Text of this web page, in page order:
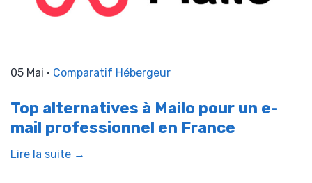
05 Mai • Comparatif Hébergeur
Top alternatives à Mailo pour un e-
mail professionnel en France
Lire la suite →